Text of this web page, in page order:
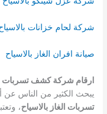
شركة لحام خزانات
صيانة افران الغاز بالاسياح
ارقام شركة كشف تسربات
يبحث الكثير من الناس
تسربات الغاز بالاسياح،